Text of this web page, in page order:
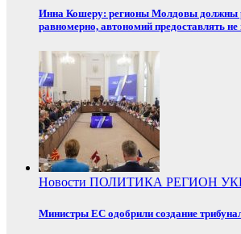
Инна Кошеру: регионы Молдовы должны
равномерно, автономий предоставлять
Новости ПОЛИТИКА РЕГИОН
Министры ЕС одобрили создание